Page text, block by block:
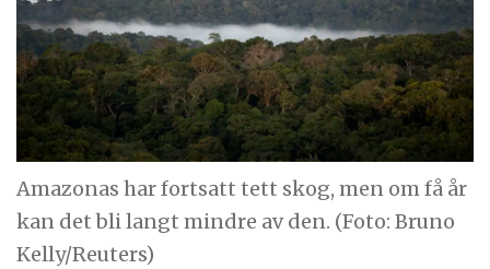
Amazonas har fortsatt tett skog, men om få år
kan det bli langt mindre av den. (Foto: Bruno
Kelly/Reuters)